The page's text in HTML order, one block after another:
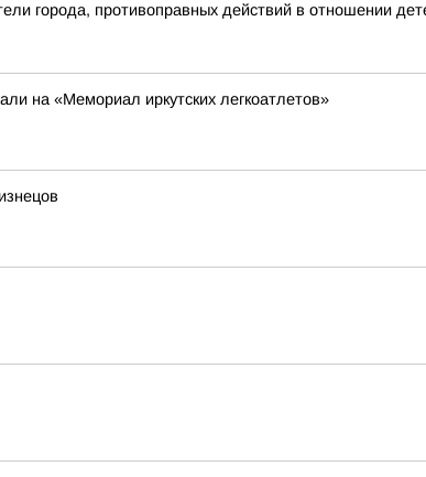
города, противоправных действий в отношении
на «Мемориал иркутских легкоатлетов»